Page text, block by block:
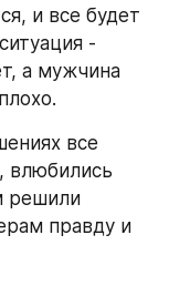
и все будет
-
а мужчина
все
влюбились
решили
правду и